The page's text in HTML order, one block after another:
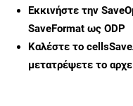
Εκκινήστε την
SaveFormat ως ODP
Καλέστε το
μετατρέψετε το